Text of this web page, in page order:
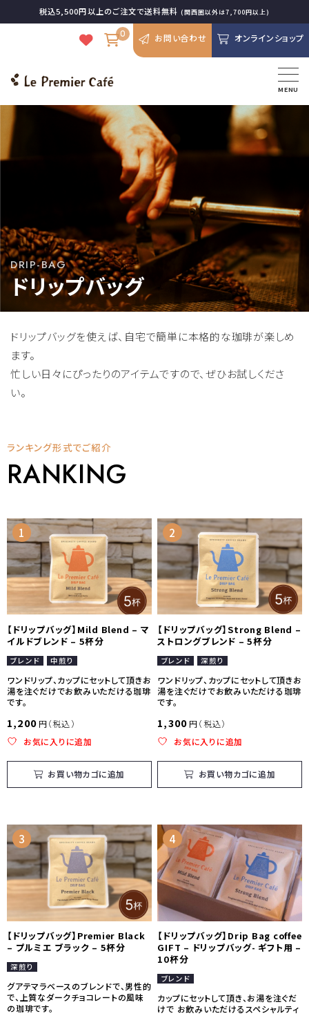
税込5,500円以上のご注文で送料無料 (関西圏以外は7,700円以上)
0 お問い合わせ オンラインショップ
MENU
DRIP-BAG
ドリップバッグ
ドリップバッグを使えば、自宅で簡単に本格的な珈琲が楽しめ
ます。
忙しい日々にぴったりのアイテムですので、ぜひお試しくださ
い。
ランキング形式でご紹介
RANKING
1
【ドリップバッグ】Mild Blend – マ
イルドブレンド – 5杯分
ブレンド 中煎り
ワンドリップ、カップにセットして頂きお
湯を注ぐだけでお飲みいただける珈琲
です。
1,200円（税込）
お気に入りに追加
お買い物カゴに追加
2
【ドリップバッグ】Strong Blend –
ストロングブレンド – 5杯分
ブレンド 深煎り
ワンドリップ、カップにセットして頂きお
湯を注ぐだけでお飲みいただける珈琲
です。
1,300円（税込）
お気に入りに追加
お買い物カゴに追加
3
【ドリップバッグ】Premier Black
– プルミエ ブラック – 5杯分
深煎り
グアテマラベースのブレンドで、男性的
で、上質なダークチョコレートの風味
の珈琲です。
4
【ドリップバッグ】Drip Bag coffee
GIFT – ドリップバッグ- ギフト用 –
10杯分
ブレンド
カップにセットして頂き、お湯を注ぐだ
けで お飲みいただけるスペシャルティ